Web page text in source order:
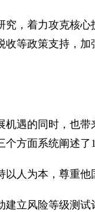
，着力攻克核
等政策支持，
遇的同时，也
方面系统阐述了
人为本，尊重他
立风险等级测试